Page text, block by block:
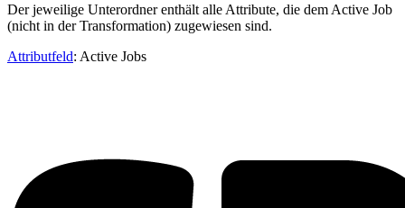
Der jeweilige Unterordner enthält alle Attribute, die dem Active Job
(nicht in der Transformation) zugewiesen sind.
Attributfeld: Active Jobs